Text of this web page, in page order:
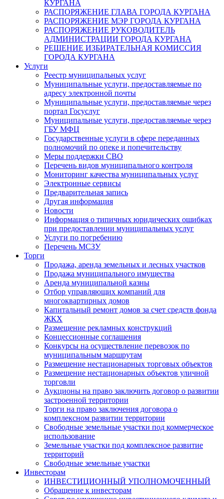
КУРГАНА
РАСПОРЯЖЕНИЕ ГЛАВА ГОРОДА КУРГАНА
РАСПОРЯЖЕНИЕ МЭР ГОРОДА КУРГАНА
РАСПОРЯЖЕНИЕ РУКОВОДИТЕЛЬ
АДМИНИСТРАЦИИ ГОРОДА КУРГАНА
РЕШЕНИЕ ИЗБИРАТЕЛЬНАЯ КОМИССИЯ
ГОРОДА КУРГАНА
Услуги
Реестр муниципальных услуг
Муниципальные услуги, предоставляемые по
адресу электронной почты
Муниципальные услуги, предоставляемые через
портал Госуслуг
Муниципальные услуги, предоставляемые через
ГБУ МФЦ
Государственные услуги в сфере переданных
полномочий по опеке и попечительству
Меры поддержки СВО
Перечень видов муниципального контроля
Мониторинг качества муниципальных услуг
Электронные сервисы
Предварительная запись
Другая информация
Новости
Информация о типичных юридических ошибках
при предоставлении муниципальных услуг
Услуги по погребению
Перечень МСЗУ
Торги
Продажа, аренда земельных и лесных участков
Продажа муниципального имущества
Аренда муниципальной казны
Отбор управляющих компаний для
многоквартирных домов
Капитальный ремонт домов за счет средств фонда
ЖКХ
Размещение рекламных конструкций
Концессионные соглашения
Конкурсы на осуществление перевозок по
муниципальным маршрутам
Размещение нестационарных торговых объектов
Размещение нестационарных объектов уличной
торговли
Аукционы на право заключить договор о развитии
застроенной территории
Торги на право заключения договора о
комплексном развитии территории
Свободные земельные участки под коммерческое
использование
Земельные участки под комплексное развитие
территорий
Свободные земельные участки
Инвесторам
ИНВЕСТИЦИОННЫЙ УПОЛНОМОЧЕННЫЙ
Обращение к инвесторам